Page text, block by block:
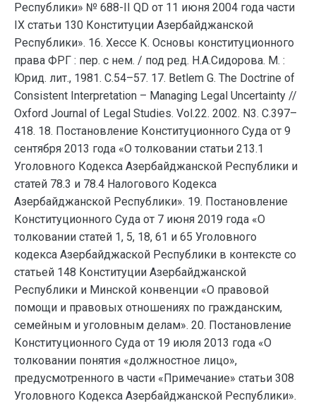
Республики» № 688-II QD от 11 июня 2004 года части
IX статьи 130 Конституции Азербайджанской
Республики». 16. Хессе К. Основы конституционного
права ФРГ : пер. с нем. / под ред. Н.А.Сидорова. М. :
Юрид. лит., 1981. С.54–57. 17. Betlem G. The Doctrine of
Consistent Interpretation – Managing Legal Uncertainty //
Oxford Journal of Legal Studies. Vol.22. 2002. N3. С.397–
418. 18. Постановление Конституционного Суда от 9
сентября 2013 года «О толковании статьи 213.1
Уголовного Кодекса Азербайджанской Республики и
статей 78.3 и 78.4 Налогового Кодекса
Азербайджанской Республики». 19. Постановление
Конституционного Суда от 7 июня 2019 года «О
толковании статей 1, 5, 18, 61 и 65 Уголовного
кодекса Азербайджаской Республики в контексте со
статьей 148 Конституции Азербайджанской
Республики и Минской конвенции «О правовой
помощи и правовых отношениях по гражданским,
семейным и уголовным делам». 20. Постановление
Конституционного Суда от 19 июля 2013 года «О
толковании понятия «должностное лицо»,
предусмотренного в части «Примечание» статьи 308
Уголовного Кодекса Азербайджанской Республики».